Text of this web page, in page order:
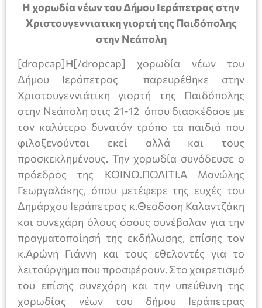
Η χορωδία νέων του Δήμου Ιεράπετρας στην
Xριστουγεννιατικη γιορτή της Παιδόπολης
στην Νεάπολη
[dropcap]Η[/dropcap] χορωδία νέων του
Δήμου Ιεράπετρας παρευρέθηκε στην
Χριστουγεννιάτικη γιορτή της Παιδόπολης
στην Νεάπολη στις 21-12 όπου διασκέδασε με
τον καλύτερο δυνατόν τρόπο τα παιδιά που
φιλοξενούνται εκεί αλλά και τους
προσκεκλημένους. Την χορωδία συνόδευσε ο
πρόεδρος της ΚΟΙΝΩ.ΠΟΛΙΤΙ.Α Μανώλης
Γεωργαλάκης, όπου μετέφερε της ευχές του
Δημάρχου Ιεράπετρας κ.Θεοδοση Καλαντζάκη
και συνεχάρη όλους όσους συνέβαλαν για την
πραγματοποίησή της εκδήλωσης, επίσης τον
κ.Αρώνη Γιάννη και τους εθελοντές για το
λειτούργημα που προσφέρουν. Στο χαιρετισμό
του επίσης συνεχάρη και την υπεύθυνη της
χορωδίας νέων του δήμου Ιεράπετρας